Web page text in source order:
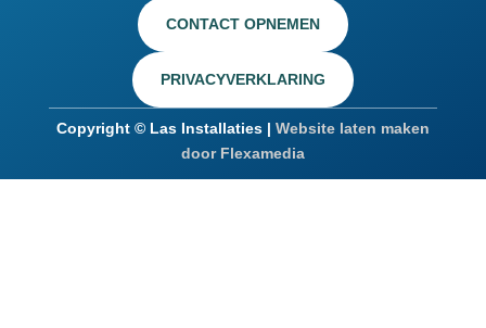
CONTACT OPNEMEN
PRIVACYVERKLARING
Copyright © Las Installaties | Website laten maken
door Flexamedia